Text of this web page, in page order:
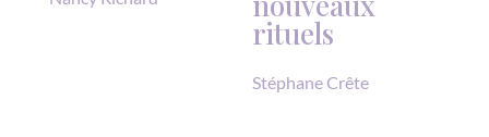
rituels
Stéphane Crête